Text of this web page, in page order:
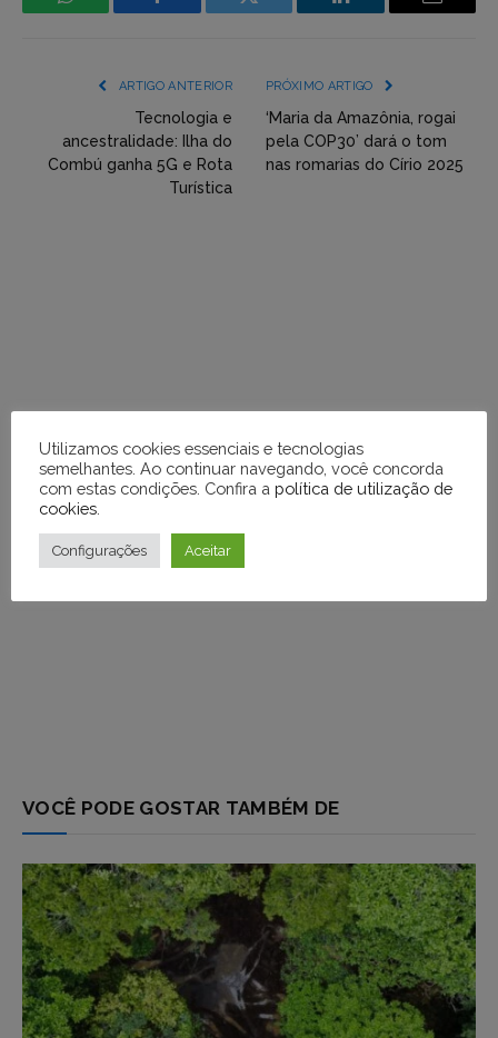
WhatsApp Facebook
Incorpore
(YouTube,
Twitter,
Flickr
LinkedIn Email
ARTIGO ANTERIOR
Tecnologia e
ancestralidade: Ilha do
Combú ganha 5G e Rota
Turística
PRÓXIMO ARTIGO
‘Maria da Amazônia, rogai
pela COP30’ dará o tom
nas romarias do Círio 2025
VOCÊ PODE GOSTAR TAMBÉM DE
Utilizamos cookies essenciais e tecnologias
semelhantes. Ao continuar navegando, você concorda
com estas condições. Confira a política de utilização de
cookies
Configurações Aceitar